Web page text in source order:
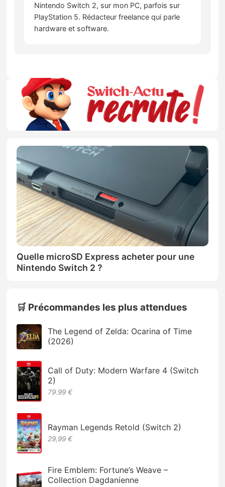
Nintendo Switch 2, sur mon PC, parfois sur
PlayStation 5. Rédacteur freelance qui parle
hardware et software.
Quelle microSD Express acheter pour une
Nintendo Switch 2 ?
🛒 Précommandes les plus attendues
The Legend of Zelda: Ocarina of Time
(2026)
Call of Duty: Modern Warfare 4 (Switch
2)
79.99 €
Rayman Legends Retold (Switch 2)
29,99 €
Fire Emblem: Fortune’s Weave –
Collection Dagdanienne